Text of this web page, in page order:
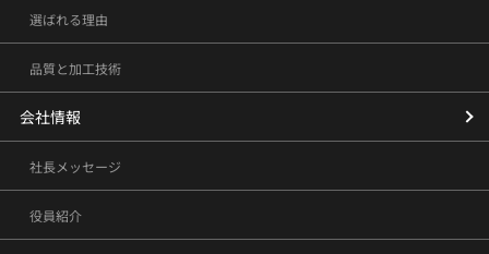
選ばれる理由
品質と加工技術
会社情報
社長メッセージ
役員紹介